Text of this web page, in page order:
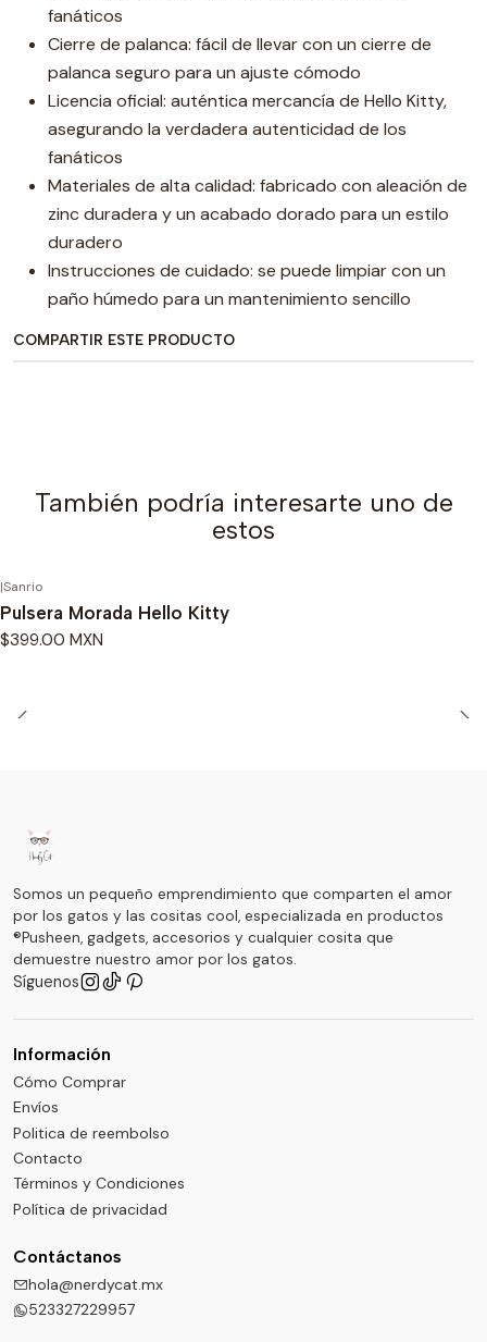
fanáticos
Cierre de palanca: fácil de llevar con un cierre de
palanca seguro para un ajuste cómodo
Licencia oficial: auténtica mercancía de Hello Kitty,
asegurando la verdadera autenticidad de los
fanáticos
Materiales de alta calidad: fabricado con aleación de
zinc duradera y un acabado dorado para un estilo
duradero
Instrucciones de cuidado: se puede limpiar con un
paño húmedo para un mantenimiento sencillo
COMPARTIR ESTE PRODUCTO
También podría interesarte uno de
estos
|Sanrio
Pulsera Morada Hello Kitty
$399.00 MXN
Somos un pequeño emprendimiento que comparten el amor
por los gatos y las cositas cool, especializada en productos
®Pusheen, gadgets, accesorios y cualquier cosita que
demuestre nuestro amor por los gatos.
Síguenos
Información
Cómo Comprar
Envíos
Politica de reembolso
Contacto
Términos y Condiciones
Política de privacidad
Contáctanos
hola@nerdycat.mx
523327229957